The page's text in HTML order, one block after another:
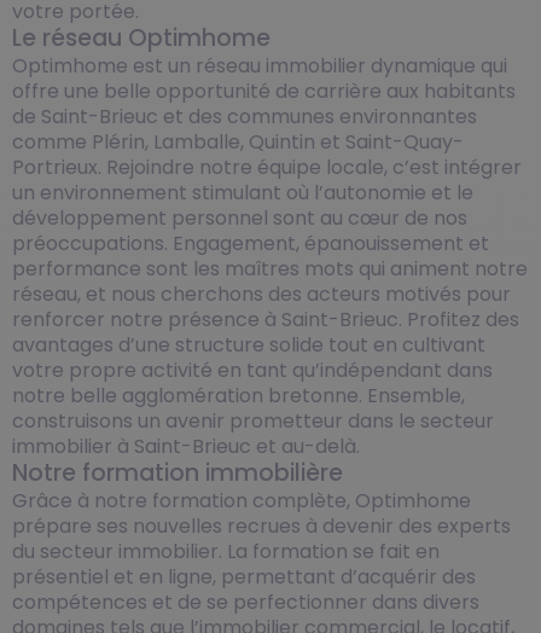
votre portée.
Le réseau Optimhome
Optimhome est un réseau immobilier dynamique qui
offre une belle opportunité de carrière aux habitants
de Saint-Brieuc et des communes environnantes
comme Plérin, Lamballe, Quintin et Saint-Quay-
Portrieux. Rejoindre notre équipe locale, c’est intégrer
un environnement stimulant où l’autonomie et le
développement personnel sont au cœur de nos
préoccupations. Engagement, épanouissement et
performance sont les maîtres mots qui animent notre
réseau, et nous cherchons des acteurs motivés pour
renforcer notre présence à Saint-Brieuc. Profitez des
avantages d’une structure solide tout en cultivant
votre propre activité en tant qu’indépendant dans
notre belle agglomération bretonne. Ensemble,
construisons un avenir prometteur dans le secteur
immobilier à Saint-Brieuc et au-delà.
Notre formation immobilière
Grâce à notre formation complète, Optimhome
prépare ses nouvelles recrues à devenir des experts
du secteur immobilier. La formation se fait en
présentiel et en ligne, permettant d’acquérir des
compétences et de se perfectionner dans divers